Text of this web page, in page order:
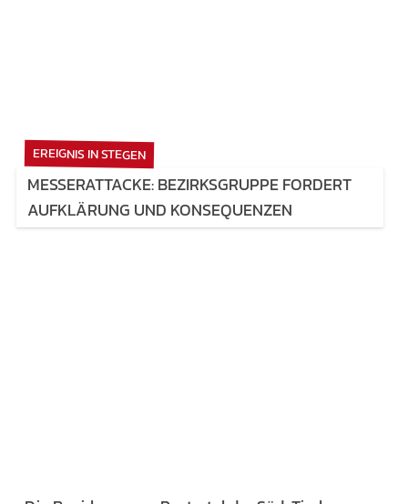
EREIGNIS IN STEGEN
MESSERATTACKE: BEZIRKSGRUPPE FORDERT
AUFKLÄRUNG UND KONSEQUENZEN